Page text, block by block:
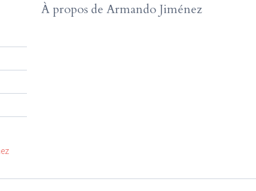
À propos de Armando Jiménez